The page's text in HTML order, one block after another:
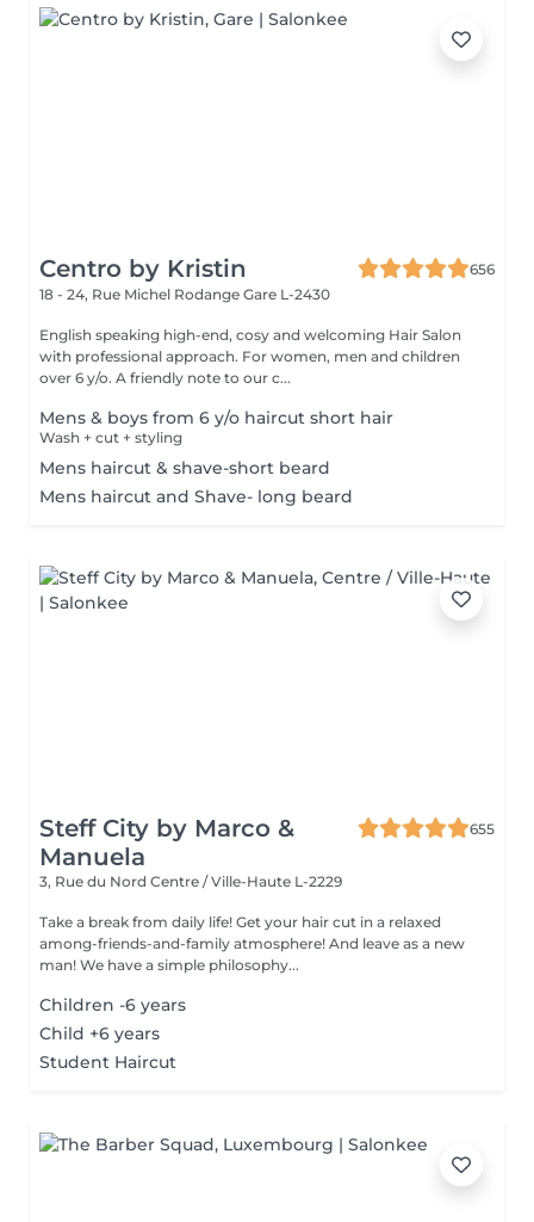
Centro by Kristin
656
18 - 24, Rue Michel Rodange Gare L-2430
English speaking high-end, cosy and welcoming Hair Salon
with professional approach. For women, men and children
over 6 y/o. A friendly note to our c...
Mens & boys from 6 y/o haircut short hair
Wash + cut + styling
Mens haircut & shave-short beard
Mens haircut and Shave- long beard
Steff City by Marco &
Manuela
655
3, Rue du Nord Centre / Ville-Haute L-2229
Take a break from daily life! Get your hair cut in a relaxed
among-friends-and-family atmosphere! And leave as a new
man! We have a simple philosophy...
Children -6 years
Child +6 years
Student Haircut